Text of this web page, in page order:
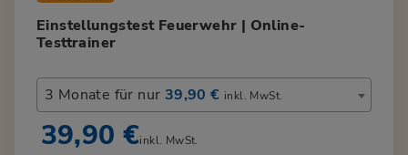
Einstellungstest Feuerwehr | Online-
Testtrainer
3 Monate für nur 39,90 € inkl. MwSt.
39,90 €inkl. MwSt.